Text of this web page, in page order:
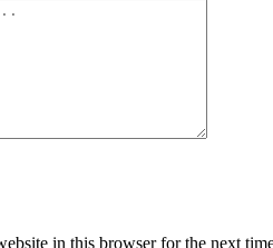
in this browser for the next